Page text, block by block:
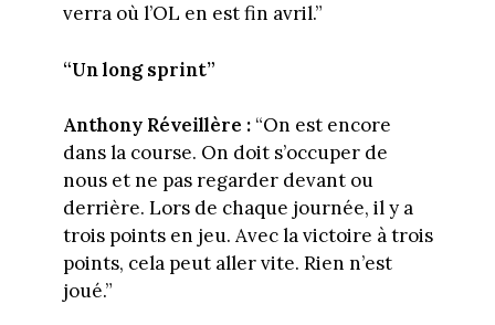
verra où l’OL en est fin avril.”
“Un long sprint”
Anthony Réveillère :“On est encore
dans la course. On doit s’occuper de
nous et ne pas regarder devant ou
derrière. Lors de chaque journée, il y a
trois points en jeu. Avec la victoire à trois
points, cela peut aller vite. Rien n’est
joué.”